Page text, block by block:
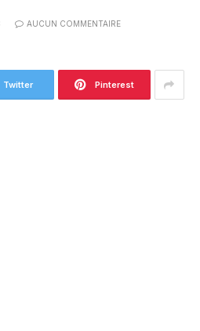
AUCUN COMMENTAIRE
Twitter Pinterest